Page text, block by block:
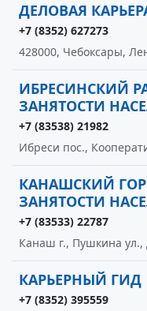
ДЕЛОВАЯ
+7 (8352) 627273
428000, Чебоксары,
ИБРЕСИНСКИЙ
ЗАНЯТОСТИ
+7 (83538) 21982
Ибреси пос.,
КАНАШСКИЙ
ЗАНЯТОСТИ
+7 (83533) 22787
Канаш г., Пушкина ул.,
КАРЬЕРНЫЙ ГИД
+7 (8352) 395559